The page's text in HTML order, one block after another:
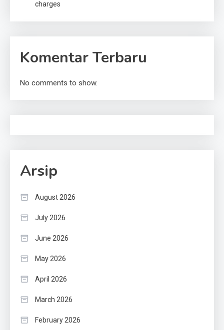
charges
Komentar Terbaru
No comments to show.
Arsip
August 2026
July 2026
June 2026
May 2026
April 2026
March 2026
February 2026